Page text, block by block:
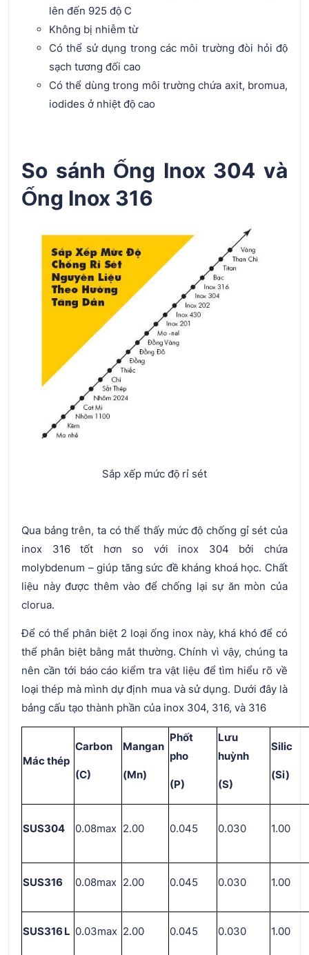
lên đến 925 độ C
Không bị nhiễm từ
Có thể sử dụng trong các môi trường đòi hỏi độ
sạch tương đối cao
Có thể dùng trong môi trường chứa axit, bromua,
iodides ở nhiệt độ cao
So sánh Ống Inox 304 và
Ống Inox 316
Sắp xếp mức độ rỉ sét
Qua bảng trên, ta có thể thấy mức độ chống gỉ sét của
inox 316 tốt hơn so với inox 304 bởi chứa
molybdenum – giúp tăng sức đề kháng khoá học. Chất
liệu này được thêm vào để chống lại sự ăn mòn của
clorua.
Để có thể phân biệt 2 loại ống inox này, khá khó để có
thể phân biệt bằng mắt thường. Chính vì vậy, chúng ta
nên cần tới báo cáo kiểm tra vật liệu để tìm hiểu rõ về
loại thép mà mình dự định mua và sử dụng. Dưới đây là
bảng cấu tạo thành phần của inox 304, 316, và 316
Mác thép
Carbon
(C)
Mangan
(Mn)
Phốt
pho
(P)
Lưu
huỳnh
(S)
Silic
(Si)
SUS304 0.08max 2.00 0.045 0.030 1.00
SUS316 0.08max 2.00 0.045 0.030 1.00
SUS316L 0.03max 2.00 0.045 0.030 1.00